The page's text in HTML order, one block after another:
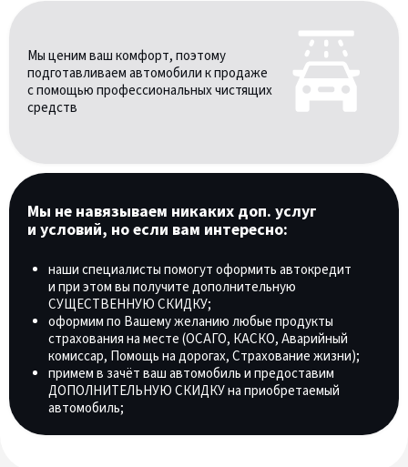
Мы ценим ваш комфорт, поэтому
подготавливаем автомобили к продаже
с помощью профессиональных чистящих
средств
Мы не навязываем никаких доп. услуг
и условий, но если вам интересно:
наши специалисты помогут оформить автокредит
и при этом вы получите дополнительную
СУЩЕСТВЕННУЮ СКИДКУ;
оформим по Вашему желанию любые продукты
страхования на месте (ОСАГО, КАСКО, Аварийный
комиссар, Помощь на дорогах, Страхование жизни);
примем в зачёт ваш автомобиль и предоставим
ДОПОЛНИТЕЛЬНУЮ СКИДКУ на приобретаемый
автомобиль;